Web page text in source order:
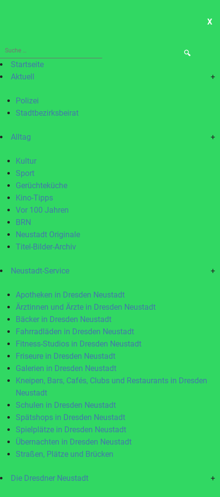
X
Suche
nach:Startseite
Aktuell
+
Polizei
Stadtbezirksbeirat
Alltag +
Kultur
Sport
Gerüchteküche
Kino-Tipps
Vor 100 Jahren
BRN
Neustadt Originale
Titel-Bilder-Archiv
Neustadt-Service +
Apotheken in Dresden Neustadt
Ärztinnen und Ärzte in Dresden Neustadt
Bäcker in Dresden Neustadt
Fahrradläden in Dresden Neustadt
Fitness-Studios in Dresden Neustadt
Friseure in Dresden Neustadt
Galerien in Dresden Neustadt
Kneipen, Bars, Cafés, Clubs und Restaurants in Dresden
Neustadt
Schulen in Dresden Neustadt
Spätshops in Dresden Neustadt
Spielplätze in Dresden Neustadt
Übernachten in Dresden Neustadt
Straßen, Plätze und Brücken
Die Dresdner Neustadt +